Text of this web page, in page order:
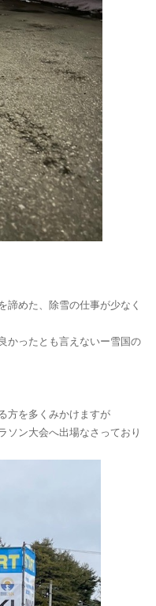
諦めた、除雪の仕事が少なく
かったとも言えないー雪国の
方を多くみかけますが
ソン大会へ出場なさっており